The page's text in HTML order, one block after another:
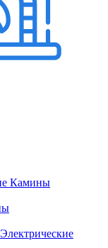
Камины
Электрические